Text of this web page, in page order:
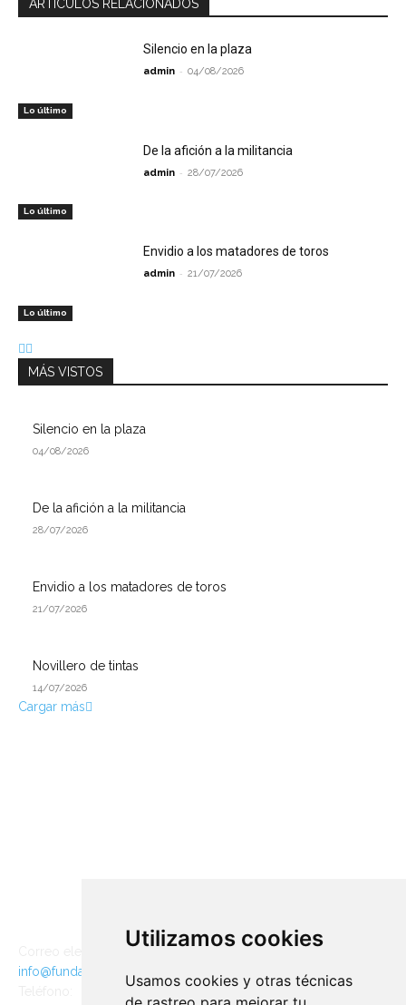
Utilizamos cookies
Usamos cookies y otras técnicas
ARTÍCULOS RELACIONADOS
Lo último
Silencio en la plaza
admin - 04/08/2026
Lo último
De la afición a la militancia
admin - 28/07/2026
Lo último
Envidio a los matadores de toros
admin - 21/07/2026
MÁS VISTOS
Silencio en la plaza
04/08/2026
De la afición a la militancia
28/07/2026
Envidio a los matadores de toros
21/07/2026
Novillero de tintas
14/07/2026
Cargar más
Correo electrónico:
info@fundaciontorodelidia.org